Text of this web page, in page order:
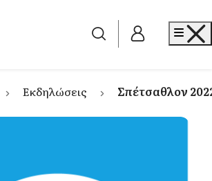
γραμμή εργαλείων
Εκδηλώσεις Σπέτσαθλον